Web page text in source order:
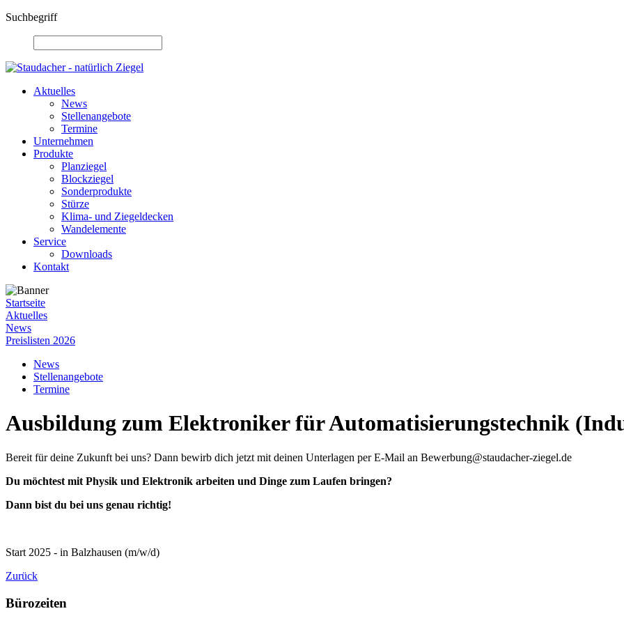
Suchbegriff
Aktuelles
News
Stellenangebote
Termine
Unternehmen
Produkte
Planziegel
Blockziegel
Sonderprodukte
Stürze
Klima- und Ziegeldecken
Wandelemente
Service
Downloads
Kontakt
Startseite
Aktuelles
News
Preislisten 2026
News
Stellenangebote
Termine
Ausbildung zum Elektroniker für Automatisierungstechnik
Bereit für deine Zukunft bei uns? Dann bewirb dich jetzt mit deinen Unterlagen per E-Mail an Bewerbung@staudacher-ziegel.de
Du möchtest mit Physik und Elektronik arbeiten und Dinge zum Laufen bringen?
Dann bist du bei uns genau richtig!
Start 2025 - in Balzhausen (m/w/d)
Zurück
Bürozeiten